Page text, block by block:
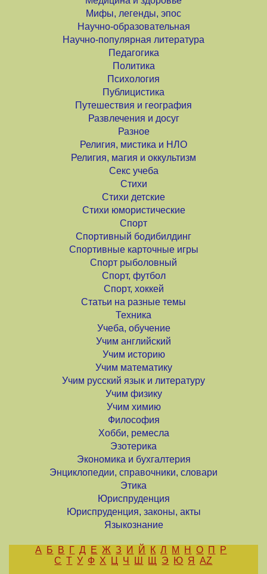
Мифы, легенды, эпос
Научно-образовательная
Научно-популярная литература
Педагогика
Политика
Психология
Публицистика
Путешествия и география
Развлечения и досуг
Разное
Религия, мистика и НЛО
Религия, магия и оккультизм
Секс учеба
Стихи
Стихи детские
Стихи юмористические
Спорт
Спортивный бодибилдинг
Спортивные карточные игры
Спорт рыболовный
Спорт, футбол
Спорт, хоккей
Статьи на разные темы
Техника
Учеба, обучение
Учим английский
Учим историю
Учим математику
Учим русский язык и литературу
Учим физику
Учим химию
Философия
Хобби, ремесла
Эзотерика
Экономика и бухгалтерия
Энциклопедии, справочники, словари
Этика
Юриспруденция
Юриспруденция, законы, акты
Языкознание
А Б В Г Д Е Ж З И Й К Л М Н О П
Р
С Т У Ф Х Ц Ч Ш Щ Э Ю Я AZ